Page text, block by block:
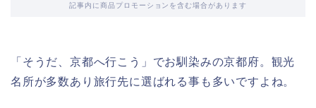
記事内に商品プロモーションを含む場合があります
「そうだ、京都へ行こう」でお馴染みの京都府。観光
名所が多数あり旅行先に選ばれる事も多いですよね。